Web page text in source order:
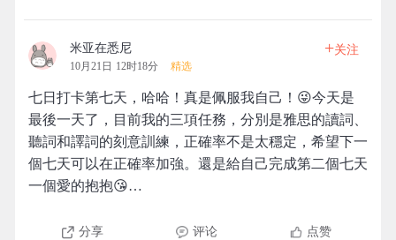
米亚在悉尼
10月21日 12时18分 精选
+关注
七日打卡第七天，哈哈！真是佩服我自己！😜今天是
最後一天了，目前我的三項任務，分別是雅思的讀詞、
聽詞和譯詞的刻意訓練，正確率不是太穩定，希望下一
個七天可以在正確率加強。還是給自己完成第二個七天
一個愛的抱抱😘…
分享 评论 点赞